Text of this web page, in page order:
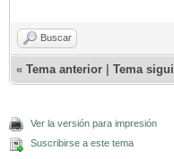
Buscar
« Tema anterior Tema
Ver la versión para impresión
Suscribirse a este tema